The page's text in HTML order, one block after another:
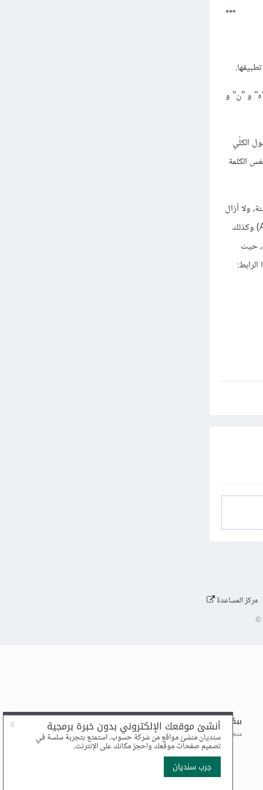
"ه" و "ن" و
الكلّي
الكلمة
بهذا المشروع. وبالمناسبة، ذكّرتني بأوّل مشروع برمجي قمت به أنا قبل حوالي 12 سنة، ولا أزال
أحتفظ به. وهو صفحة ويب تقوم بالتحويل بين سلاسل DNA و RNA (أو كما ترمز لها بالفرنسية ADN و ARN) وكذلك
حيث
مركز المساعدة
©